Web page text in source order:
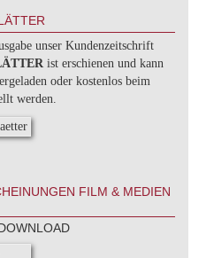
unser Kundenzeitschrift
ist erschienen und kann
oder kostenlos beim
werden.
FILM & MEDIEN